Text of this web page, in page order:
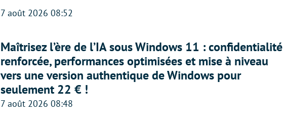
7 août 2026 08:52
Maîtrisez l’ère de l’IA sous Windows 11 : confidentialité
renforcée, performances optimisées et mise à niveau
vers une version authentique de Windows pour
seulement 22 € !
7 août 2026 08:48